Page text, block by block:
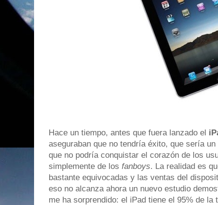
Hace un tiempo, antes que fuera lanzado el
aseguraban que no tendría éxito, que sería un
que no podría conquistar el corazón de los
simplemente de los fanboys. La realidad es
bastante equivocadas y las ventas del
eso no alcanza ahora un nuevo estudio
me ha sorprendido: el iPad tiene el 95% de